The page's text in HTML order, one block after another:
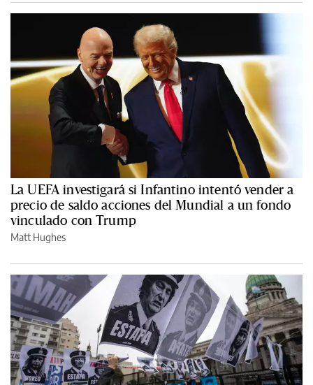
La UEFA investigará si Infantino intentó vender a
precio de saldo acciones del Mundial a un fondo
vinculado con Trump
Matt Hughes